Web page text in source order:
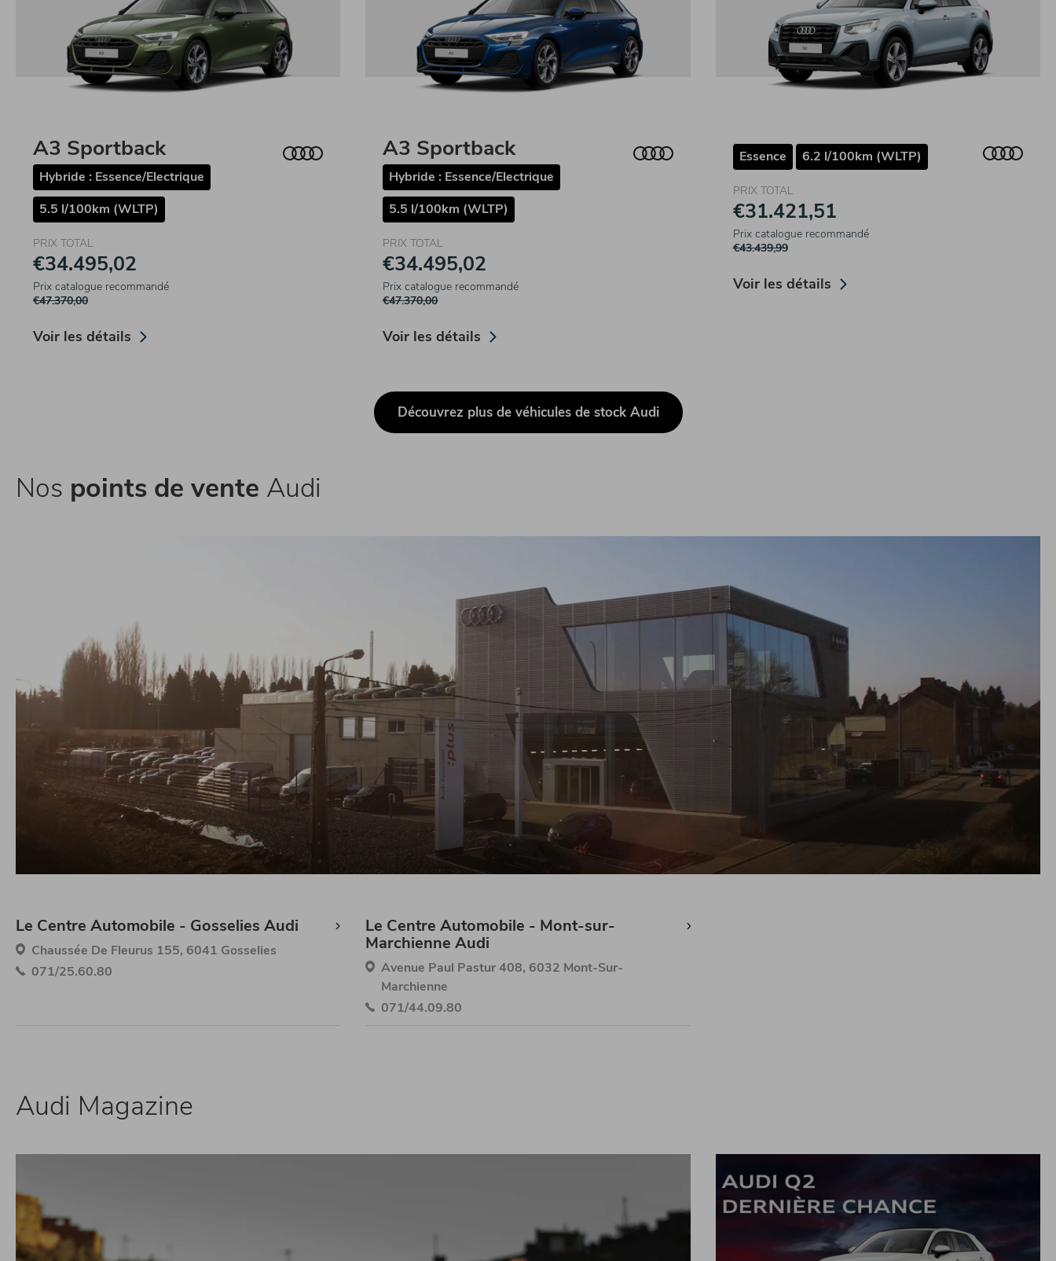
A3 Sportback
Hybride : Essence/Electrique
5.5 l/100km (WLTP)
PRIX TOTAL
€34.495,02
Prix catalogue recommandé
€47.370,00
Voir les détails
A3 Sportback
Hybride : Essence/Electrique
5.5 l/100km (WLTP)
PRIX TOTAL
€34.495,02
Prix catalogue recommandé
€47.370,00
Voir les détails
Essence 6.2 l/100km (WLTP)
PRIX TOTAL
€31.421,51
Prix catalogue recommandé
€43.439,99
Voir les détails
Découvrez plus de véhicules de stock Audi
Nos points de vente Audi
Le Centre Automobile - Gosselies Audi
Chaussée De Fleurus 155, 6041 Gosselies
071/25.60.80
Le Centre Automobile - Mont-sur-
Marchienne Audi
Avenue Paul Pastur 408, 6032 Mont-Sur-
Marchienne
071/44.09.80
Audi Magazine